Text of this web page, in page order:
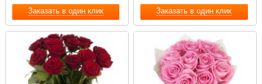
Заказать в один клик Заказать в один клик